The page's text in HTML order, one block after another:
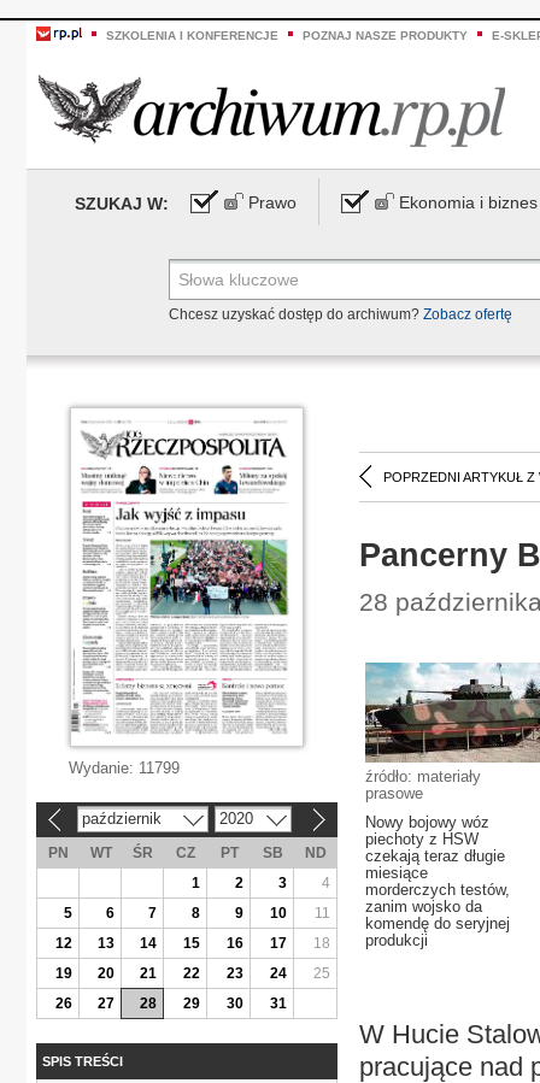
SZKOLENIA I KONFERENCJE POZNAJ NASZE PRODUKTY E-
SZUKAJ W: Prawo Ekonomia i biznes
Chcesz uzyskać dostęp do archiwum? Zobacz ofertę
POPRZEDNI ARTYKUŁ Z
Pancerny
28
źródło: materiały
prasowe
Nowy bojowy wóz
piechoty z HSW
czekają teraz długie
miesiące
morderczych testów,
zanim wojsko da
komendę do seryjnej
produkcji
W Hucie
pracujące nad
Wydanie: 11799
październik 2020
PN WT ŚR CZ PT SB
ND
1
2 3
4
5
6 7 8 9 10
11
12
13 14 15 16 17
18
19
20 21 22 23 24
25
26
27 28 29 30 31
SPIS TREŚCI